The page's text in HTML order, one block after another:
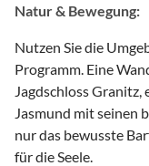
Natur & Bewegung:
Nutzen Sie die
Programm. Eine
Jagdschloss
Jasmund mit seinen
nur das bewusste
für die Seele.